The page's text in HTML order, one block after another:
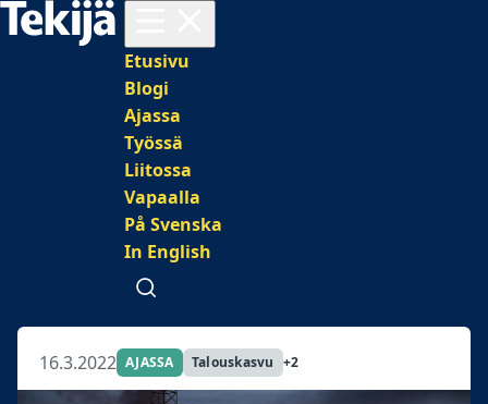
Päävalikko
Etusivu
Blogi
Ajassa
Työssä
Liitossa
Vapaalla
På Svenska
In English
Avaa haku
16.3.2022 AJASSA Talouskasvu +2